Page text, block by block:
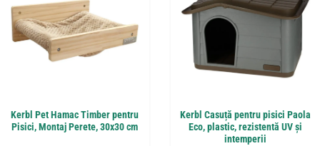
Kerbl Pet Hamac Timber pentru
Pisici, Montaj Perete, 30x30 cm
Kerbl Casuță pentru pisici Paola
Eco, plastic, rezistentă UV și
intemperii